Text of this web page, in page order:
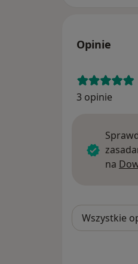
Opinie
3 opinie
na